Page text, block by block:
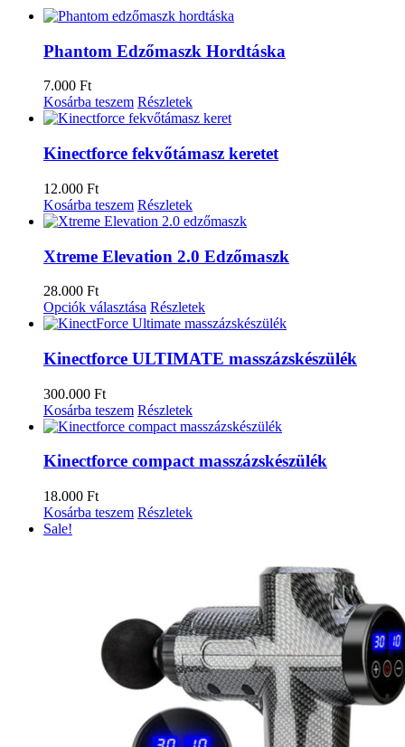
Phantom Edzőmaszk Hordtáska
7.000 Ft
Kosárba teszem Részletek
Kinectforce fekvőtámasz keretet
12.000 Ft
Kosárba teszem Részletek
Xtreme Elevation 2.0 Edzőmaszk
28.000 Ft
Opciók választása Részletek
Kinectforce ULTIMATE masszázskészülék
300.000 Ft
Kosárba teszem Részletek
Kinectforce compact masszázskészülék
18.000 Ft
Kosárba teszem Részletek
Sale!